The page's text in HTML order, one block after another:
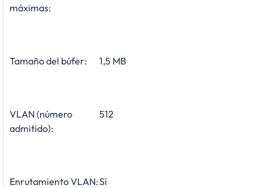
máximas:
Tamaño del búfer: 1,5 MB
VLAN (número
admitido):
512
Enrutamiento VLAN:Sí